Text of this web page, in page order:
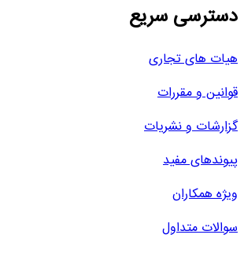
دسترسی سریع
هیات های تجاری
قوانین و مقررات
گزارشات و نشریات
پیوندهای مفید
ویژه همکاران
سوالات متداول